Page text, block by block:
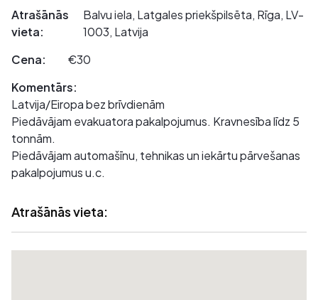
Atrašānās
vieta:
Balvu iela, Latgales priekšpilsēta, Rīga, LV-
1003, Latvija
Cena:
€30
Komentārs:
Latvija/Eiropa bez brīvdienām
Piedāvājam evakuatora pakalpojumus. Kravnesība līdz 5
tonnām.
Piedāvājam automašīnu, tehnikas un iekārtu pārvešanas
pakalpojumus u.c.
Atrašānās vieta: